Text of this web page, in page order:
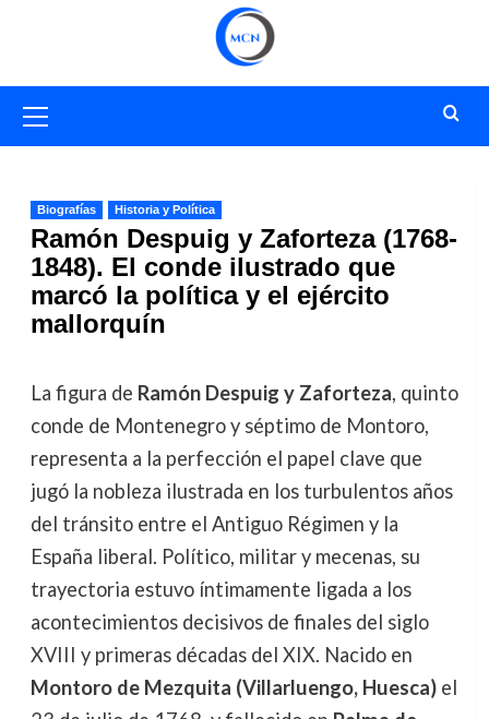
primario
Biografías Historia y Política
Ramón Despuig y Zaforteza (1768-
1848). El conde ilustrado que
marcó la política y el ejército
mallorquín
La figura de Ramón Despuig y Zaforteza, quinto
conde de Montenegro y séptimo de Montoro,
representa a la perfección el papel clave que
jugó la nobleza ilustrada en los turbulentos años
del tránsito entre el Antiguo Régimen y la
España liberal. Político, militar y mecenas, su
trayectoria estuvo íntimamente ligada a los
acontecimientos decisivos de finales del siglo
XVIII y primeras décadas del XIX. Nacido en
Montoro de Mezquita (Villarluengo, Huesca)el